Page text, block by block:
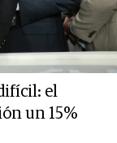
el
un 15%